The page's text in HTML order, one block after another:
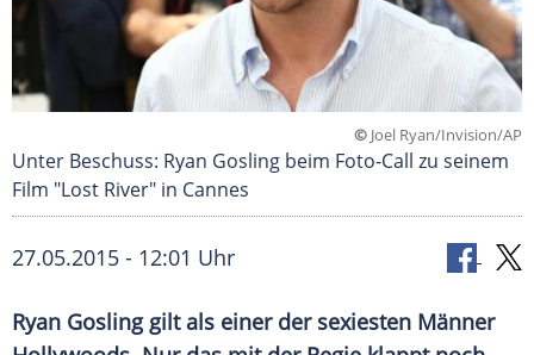
© Joel Ryan/Invision/AP
Unter Beschuss: Ryan Gosling beim Foto-Call zu seinem
Film "Lost River" in Cannes
27.05.2015 - 12:01 Uhr
Ryan Gosling gilt als einer der sexiesten Männer